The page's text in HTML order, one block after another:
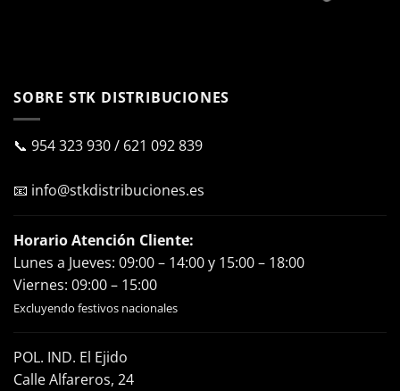
SOBRE STK DISTRIBUCIONES
📞 954 323 930/ 621 092 839
📧 info@stkdistribuciones.es
Horario Atención Cliente:
Lunes a Jueves: 09:00 – 14:00 y 15:00 – 18:00
Viernes: 09:00 – 15:00
Excluyendo festivos nacionales
POL. IND. El Ejido
Calle Alfareros, 24